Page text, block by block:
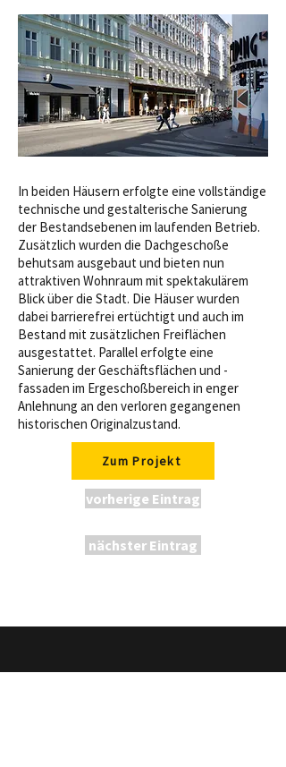
In beiden Häusern erfolgte eine vollständige
technische und gestalterische Sanierung
der Bestandsebenen im laufenden Betrieb.
Zusätzlich wurden die Dachgeschoße
behutsam ausgebaut und bieten nun
attraktiven Wohnraum mit spektakulärem
Blick über die Stadt. Die Häuser wurden
dabei barrierefrei ertüchtigt und auch im
Bestand mit zusätzlichen Freiflächen
ausgestattet. Parallel erfolgte eine
Sanierung der Geschäftsflächen und -
fassaden im Ergeschoßbereich in enger
Anlehnung an den verloren gegangenen
historischen Originalzustand.
Zum Projekt
vorherige Eintrag
nächster Eintrag